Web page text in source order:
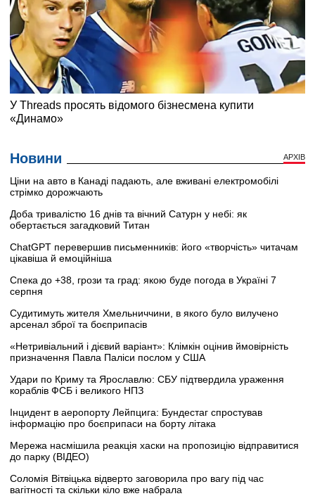
Новини АРХІВ
Ціни на авто в Канаді падають, але вживані електромобілі
стрімко дорожчають
Доба тривалістю 16 днів та вічний Сатурн у небі: як
обертається загадковий Титан
ChatGPT перевершив письменників: його «творчість» читачам
цікавіша й емоційніша
Спека до +38, грози та град: якою буде погода в Україні 7
серпня
Судитимуть жителя Хмельниччини, в якого було вилучено
арсенал зброї та боєприпасів
«Нетривіальний і дієвий варіант»: Клімкін оцінив ймовірність
призначення Павла Паліси послом у США
Удари по Криму та Ярославлю: СБУ підтвердила ураження
кораблів ФСБ і великого НПЗ
Інцидент в аеропорту Лейпцига: Бундестаг спростував
інформацію про боєприпаси на борту літака
Мережа насмішила реакція хаски на пропозицію відправитися
до парку (ВІДЕО)
Соломія Вітвіцька відверто заговорила про вагу під час
вагітності та скільки кіло вже набрала